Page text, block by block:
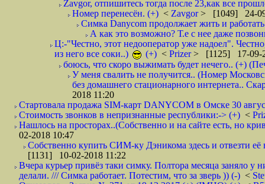
Zavgor, отпишитесь тогда после 23,как все
Номер перенесён. (+) < Zavgor> [1049] 24-
Симка Danycom продолжает жить и
А как это возможно? Т.е с нее даже
Ц:-"Честно, этот недооператор уже надоел".
из него все соки..)
(+) < Prizer> [1125] 17-09-
боюсь, что скоро выжимать будет нечего.. (+)
У меня свалить не получится.. (Номер
без домашнего стационарного интернета..
2018 11:20
Стартовала продажа SIM-карт DANYCOM в Омске 30
Стоимость звонков в непризнанные республики:-> (+) <
Нашлось на просторах..(Собственно и на сайте есть, но
02-2018 10:47
Собственно купить СИМ-ку Дэникома здесь и отвезти
[1131] 10-02-2018 11:22
Вчера курьер привёз таки симку. Полтора месяца заняло
делали. /// Симка работает. Потестим, что за зверь )) (-) <